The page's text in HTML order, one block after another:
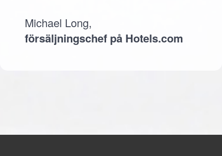
Michael Long,
försäljningschef på Hotels.com